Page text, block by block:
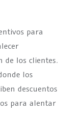
para
de los clientes.
los
descuentos
para alentar